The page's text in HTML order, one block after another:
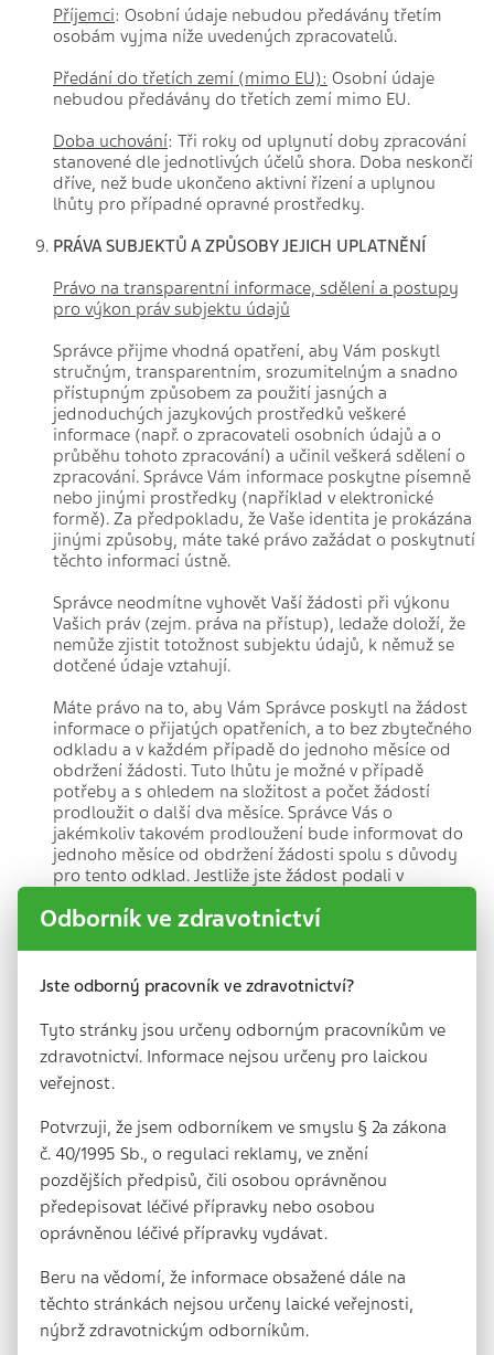
Příjemci: Osobní údaje nebudou předávány třetím
osobám vyjma níže uvedených zpracovatelů.
Předání do třetích zemí (mimo EU): Osobní údaje
nebudou předávány do třetích zemí mimo EU.
Doba uchování: Tři roky od uplynutí doby zpracování
stanovené dle jednotlivých účelů shora. Doba neskončí
dříve, než bude ukončeno aktivní řízení a uplynou
lhůty pro případné opravné prostředky.
PRÁVA SUBJEKTŮ A ZPŮSOBY JEJICH UPLATNĚNÍ
Právo na transparentní informace, sdělení a postupy
pro výkon práv subjektu údajů
Správce přijme vhodná opatření, aby Vám poskytl
stručným, transparentním, srozumitelným a snadno
přístupným způsobem za použití jasných a
jednoduchých jazykových prostředků veškeré
informace (např. o zpracovateli osobních údajů a o
průběhu tohoto zpracování) a učinil veškerá sdělení o
zpracování. Správce Vám informace poskytne písemně
nebo jinými prostředky (například v elektronické
formě). Za předpokladu, že Vaše identita je prokázána
jinými způsoby, máte také právo zažádat o poskytnutí
těchto informací ústně.
Správce neodmítne vyhovět Vaší žádosti při výkonu
Vašich práv (zejm. práva na přístup), ledaže doloží, že
nemůže zjistit totožnost subjektu údajů, k němuž se
dotčené údaje vztahují.
Máte právo na to, aby Vám Správce poskytl na žádost
informace o přijatých opatřeních, a to bez zbytečného
odkladu a v každém případě do jednoho měsíce od
obdržení žádosti. Tuto lhůtu je možné v případě
potřeby a s ohledem na složitost a počet žádostí
prodloužit o další dva měsíce. Správce Vás o
jakémkoliv takovém prodloužení bude informovat do
jednoho měsíce od obdržení žádosti spolu s důvody
pro tento odklad. Jestliže jste žádost podali v
elektronické formě, je-li to možné a pokud
Pokud Správce nepřijme opatření, o něž jste požádali,
informuje Vás bezodkladně a nejpozději do jednoho
měsíce od přijetí žádosti o důvodech nepřijetí
opatření a o možnosti podat stížnost u dozorového
úřadu a žádat o soudní ochranu.
úkony jsou udělovány bezplatně. Pokud jsou žádosti
podané vyhodnocené jako zjevně nedůvodné nebo
nepřiměřené, a zejména pokud se opakují, může
Správce buď:
a) uložit přiměřený poplatek zohledňující
požadovaných informací nebo sdělení nebo s
učiněním požadovaných úkonů; nebo
b) odmítnout žádosti vyhovět.
Odborník ve zdravotnictví
Jste odborný pracovník ve zdravotnictví?
Tyto stránky jsou určeny odborným pracovníkům ve
zdravotnictví. Informace nejsou určeny pro laickou
veřejnost.
Potvrzuji, že jsem odborníkem ve smyslu § 2a zákona
č. 40/1995 Sb., o regulaci reklamy, ve znění
pozdějších předpisů, čili osobou oprávněnou
předepisovat léčivé přípravky nebo osobou
oprávněnou léčivé přípravky vydávat.
Beru na vědomí, že informace obsažené dále na
těchto stránkách nejsou určeny laické veřejnosti,
nýbrž zdravotnickým odborníkům.